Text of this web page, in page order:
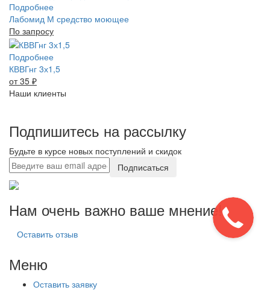
Подробнее
Лабомид М средство моющее
По запросу
Подробнее
КВВГнг 3х1,5
от 35 ₽
Наши клиенты
Подпишитесь на рассылку
Будьте в курсе новых поступлений и скидок
Подписаться
Нам очень важно ваше мнение!
Оставить отзыв
Меню
Оставить заявку